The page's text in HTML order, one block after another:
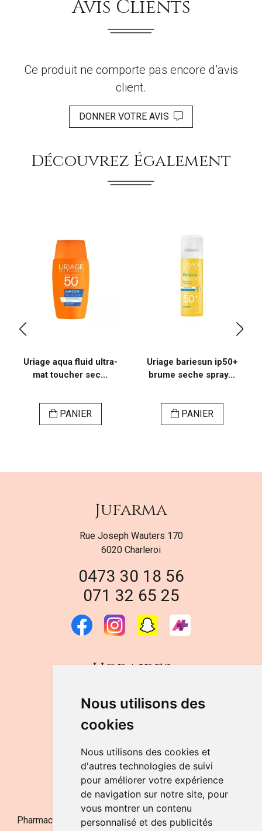
Nous utilisons des
cookies
Nous utilisons des cookies et
d'autres technologies de suivi
pour améliorer votre expérience
de navigation sur notre site, pour
vous montrer un contenu
personnalisé et des publicités
Avis Clients
Ce produit ne comporte pas encore d’avis
client.
DONNER VOTRE AVIS
Découvrez Également
Uriage aqua fluid ultra-
mat toucher sec...
PANIER
Uriage bariesun ip50+
brume seche spray...
PANIER
Jufarma
Rue Joseph Wauters 170
6020 Charleroi
0473 30 18 56
071 32 65 25
Horaires
DU LUNDI AU VENDREDI
de 9h à 12h30 et de 14h à 18h
LE SAMEDI
de 9h à 12h30
NOUS CONTACTER
Pharmacie Jufarma - Fatima Abachra - APB 521704 - N°